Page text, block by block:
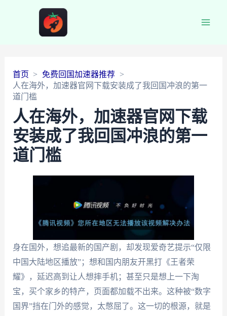
首页
免费回国加速器推荐
人在海外，加速器官网下载安装成了我回国冲浪的第一
道门槛
人在海外，加速器官网下载
安装成了我回国冲浪的第一
道门槛
身在国外，想追最新的国产剧，却发现爱奇艺提示“仅限
中国大陆地区播放”；想和国内朋友开黑打《王者荣
耀》，延迟高到让人想摔手机；甚至只是想上一下淘
宝，买个家乡的特产，页面都加载不出来。这种被“数字
国界”挡在门外的感觉，太憋屈了。这一切的根源，就是